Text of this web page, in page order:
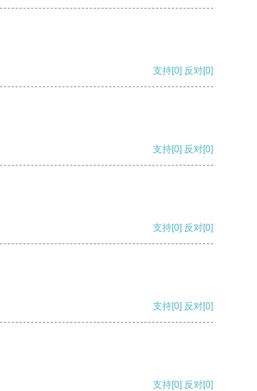
支持[0] 反对[0]
支持[0] 反对[0]
支持[0] 反对[0]
支持[0] 反对[0]
支持[0] 反对[0]